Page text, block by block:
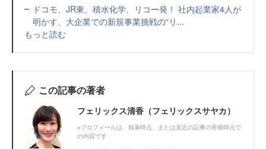
ドコモ、JR東、積水化学、リコー発！ 社内起業家4人が
明かす、大企業での新規事業挑戦の“リ...
もっと読む
この記事の著者
フェリックス清香（フェリックスサヤカ）
※プロフィールは、執筆時点、または直近の記事の寄稿時点で
の内容です